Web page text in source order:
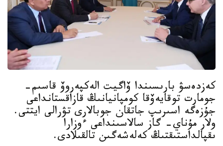
كەزدەسۋ بارىسىندا ۆاگيت الەكپەروۆ قاسىم-
جومارت توقايەۆقا كومپانيانىڭ قازاقستانداعى
جۇزەگە اسىرىپ جاتقان جوبالارى تۋرالى ايتتى.
ولار مۇناي- گاز سالاسىنداعى ءوزارا
ىقپالداستىقتىڭ كەلەشەگىن تالقىلادى.